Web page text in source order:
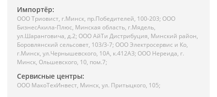
Импортёр:
ООО Триовист, г.Минск, пр.Победителей, 100-203; ООО
БизнесАкила-Плюс, Минская область, г.Мядель,
ул.Шаранговича, д.2; ООО АйТи Дистрибуция, Минский район,
Боровлянский сельсовет, 103/3-7; ООО Электросервис и Ко,
г.Минск, ул.Чернышевского, 10А, к.412АЗ; ООО Нереида, г.
Минск, Ольшевского, 10, пом.7;
Сервисные центры:
ООО МакоТехИнвест, Минск, ул. Притыцкого, 105;